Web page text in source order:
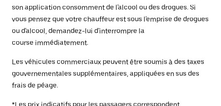
son application consomment de l'alcool ou des drogues. Si
vous pensez que votre chauffeur est sous l'emprise de drogues
ou d'alcool, demandez-lui d'interrompre la
course immédiatement.
Les véhicules commerciaux peuvent être soumis à des taxes
gouvernementales supplémentaires, appliquées en sus des
frais de péage.